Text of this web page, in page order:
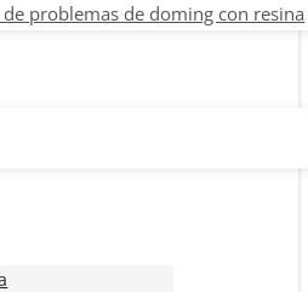
problemas de doming con resina